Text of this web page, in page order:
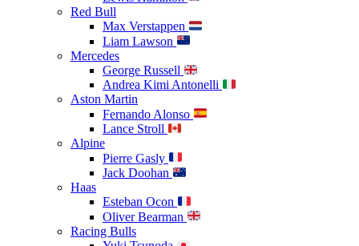
Red Bull
Max Verstappen
Liam Lawson
Mercedes
George Russell
Andrea Kimi Antonelli
Aston Martin
Fernando Alonso
Lance Stroll
Alpine
Pierre Gasly
Jack Doohan
Haas
Esteban Ocon
Oliver Bearman
Racing Bulls